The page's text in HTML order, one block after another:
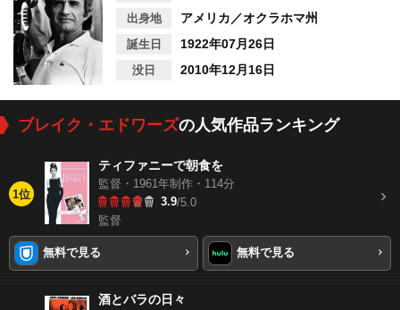
出身地 アメリカ／オクラホマ州
誕生日 1922年07月26日
没日 2010年12月16日
ブレイク・エドワーズの人気作品ランキング
1位
ティファニーで朝食を
監督・1961年制作・114分
3.9/5.0
監督
無料で見る 無料で見る
酒とバラの日々